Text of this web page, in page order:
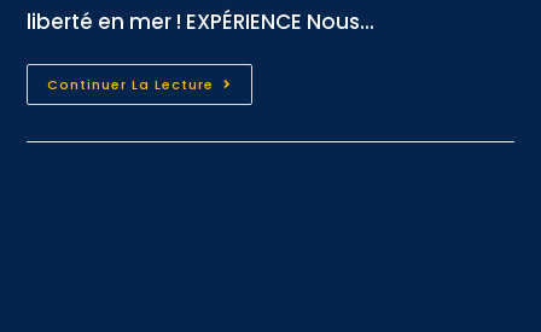
liberté en mer ! EXPÉRIENCE Nous...
Continuer La Lecture